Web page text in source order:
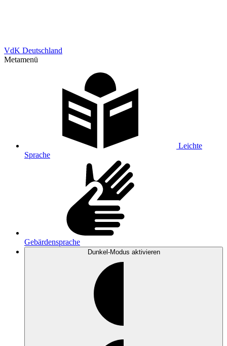
VdK Deutschland
Metamenü
Leichte
Sprache
Gebärdensprache
Dunkel-Modus aktivieren